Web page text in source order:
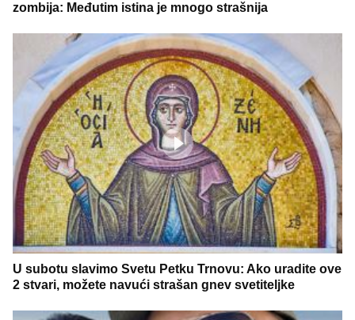
zombija: Međutim istina je mnogo strašnija
U subotu slavimo Svetu Petku Trnovu: Ako uradite ove
2 stvari, možete navući strašan gnev svetiteljke